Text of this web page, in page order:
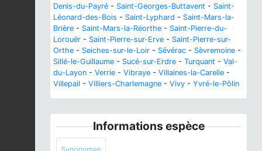
Denis-du-Payré - Saint-Georges-Buttavent - Saint-
Léonard-des-Bois - Saint-Lyphard - Saint-Mars-la-
Brière - Saint-Mars-la-Réorthe - Saint-Pierre-du-
Lorouër - Saint-Pierre-sur-Erve - Saint-Pierre-sur-
Orthe - Seiches-sur-le-Loir - Sévérac - Sèvremoine -
Sillé-le-Guillaume - Sucé-sur-Erdre - Turquant - Val-
du-Layon - Verrie - Vibraye - Villaines-la-Carelle -
Villepail - Villiers-Charlemagne - Vivy - Yvré-le-Pôlin
Informations espèce